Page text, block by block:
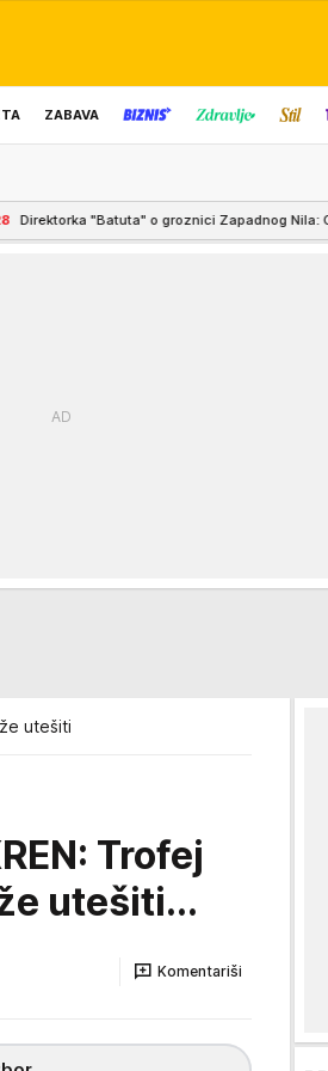
ZABAVA
o groznici Zapadnog Nila: Oprez je neophodan,
utešiti
Trofej
utešiti...
Komentariši